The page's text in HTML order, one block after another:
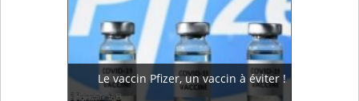
Le vaccin Pfizer, un vaccin à éviter !